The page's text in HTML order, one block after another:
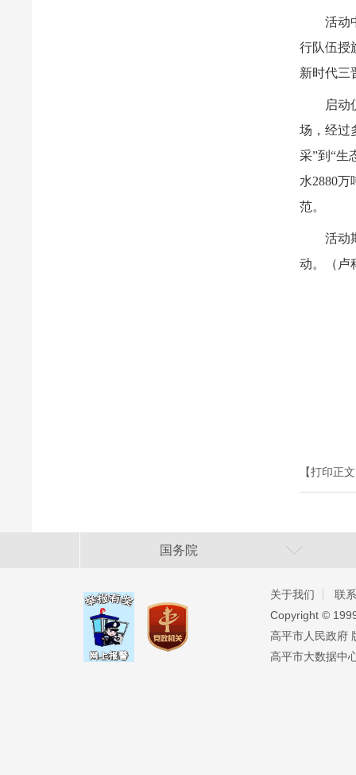
活动
行队伍授
新时代三
启动
场，经过
采”到“生
水2880
范。
活动
动。（卢
【打印正
国务院
关于我们
联
Copyright ©️
高平市人民政府
高平市大数据